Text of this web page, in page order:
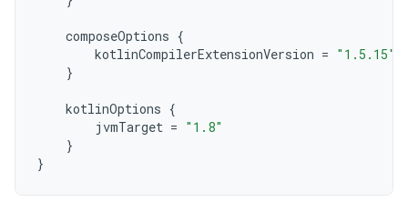
composeOptions {
kotlinCompilerExtensionVersion = "1.5.15"
}
kotlinOptions {
jvmTarget = "1.8"
}
}